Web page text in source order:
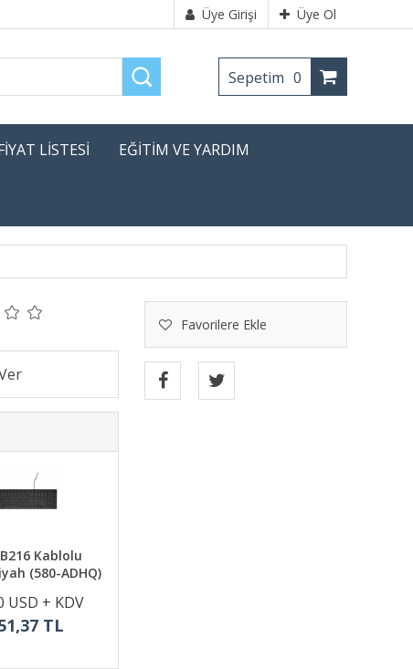
Üye Girişi Üye Ol
Sepetim 0
LİSTESİ EĞİTİM VE YARDIM
Favorilere Ekle
Kablolu
(580-ADHQ)
USD + KDV
TL